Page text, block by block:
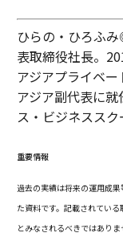
ひらの・ひろふ
表取締役社長。
アジアプライベ
アジア副代表に
ス・ビジネススク
重要情報
過去の実績は将来の運用成
た資料です。記載されてい
とみなされるべきではあり